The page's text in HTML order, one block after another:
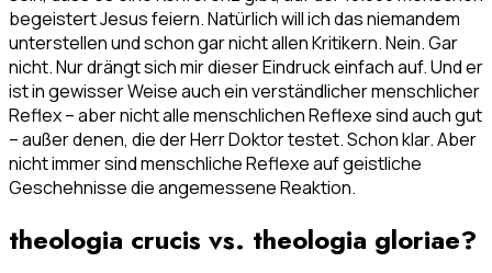
begeistert Jesus feiern. Natürlich will ich das niemandem
unterstellen und schon gar nicht allen Kritikern. Nein. Gar
nicht. Nur drängt sich mir dieser Eindruck einfach auf. Und er
ist in gewisser Weise auch ein verständlicher menschlicher
Reflex – aber nicht alle menschlichen Reflexe sind auch gut
– außer denen, die der Herr Doktor testet. Schon klar. Aber
nicht immer sind menschliche Reflexe auf geistliche
Geschehnisse die angemessene Reaktion.
theologia crucis vs. theologia gloriae?